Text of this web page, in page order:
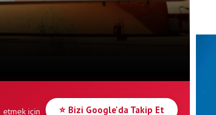
etmek için
⭐ Bizi Google'da Takip Et